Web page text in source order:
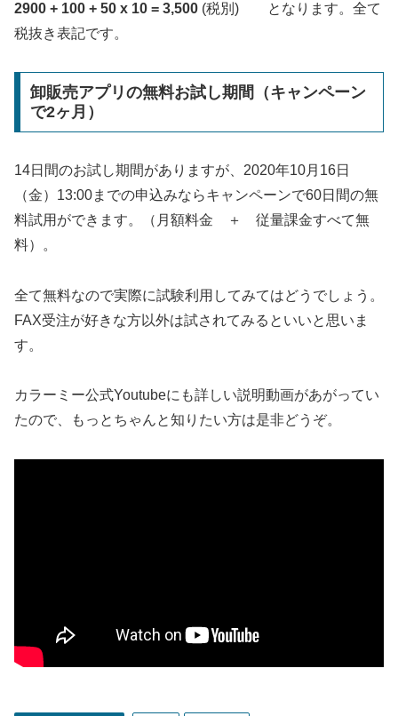
2900 + 100 + 50 x 10 = 3,500 (税別) となります。全て
税抜き表記です。
卸販売アプリの無料お試し期間（キャンペーン
で2ヶ月）
14日間のお試し期間がありますが、2020年10月16日
（金）13:00までの申込みならキャンペーンで60日間の無
料試用ができます。（月額料金 ＋ 従量課金すべて無
料）。
全て無料なので実際に試験利用してみてはどうでしょう。
FAX受注が好きな方以外は試されてみるといいと思いま
す。
カラーミー公式Youtubeにも詳しい説明動画があがってい
たので、もっとちゃんと知りたい方は是非どうぞ。